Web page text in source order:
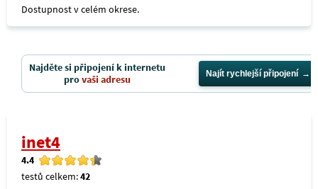
Dostupnost v celém okrese.
Najděte si připojení k internetu
provaši adresu Najít rychlejší připojení
inet4
4.4
testů celkem:42